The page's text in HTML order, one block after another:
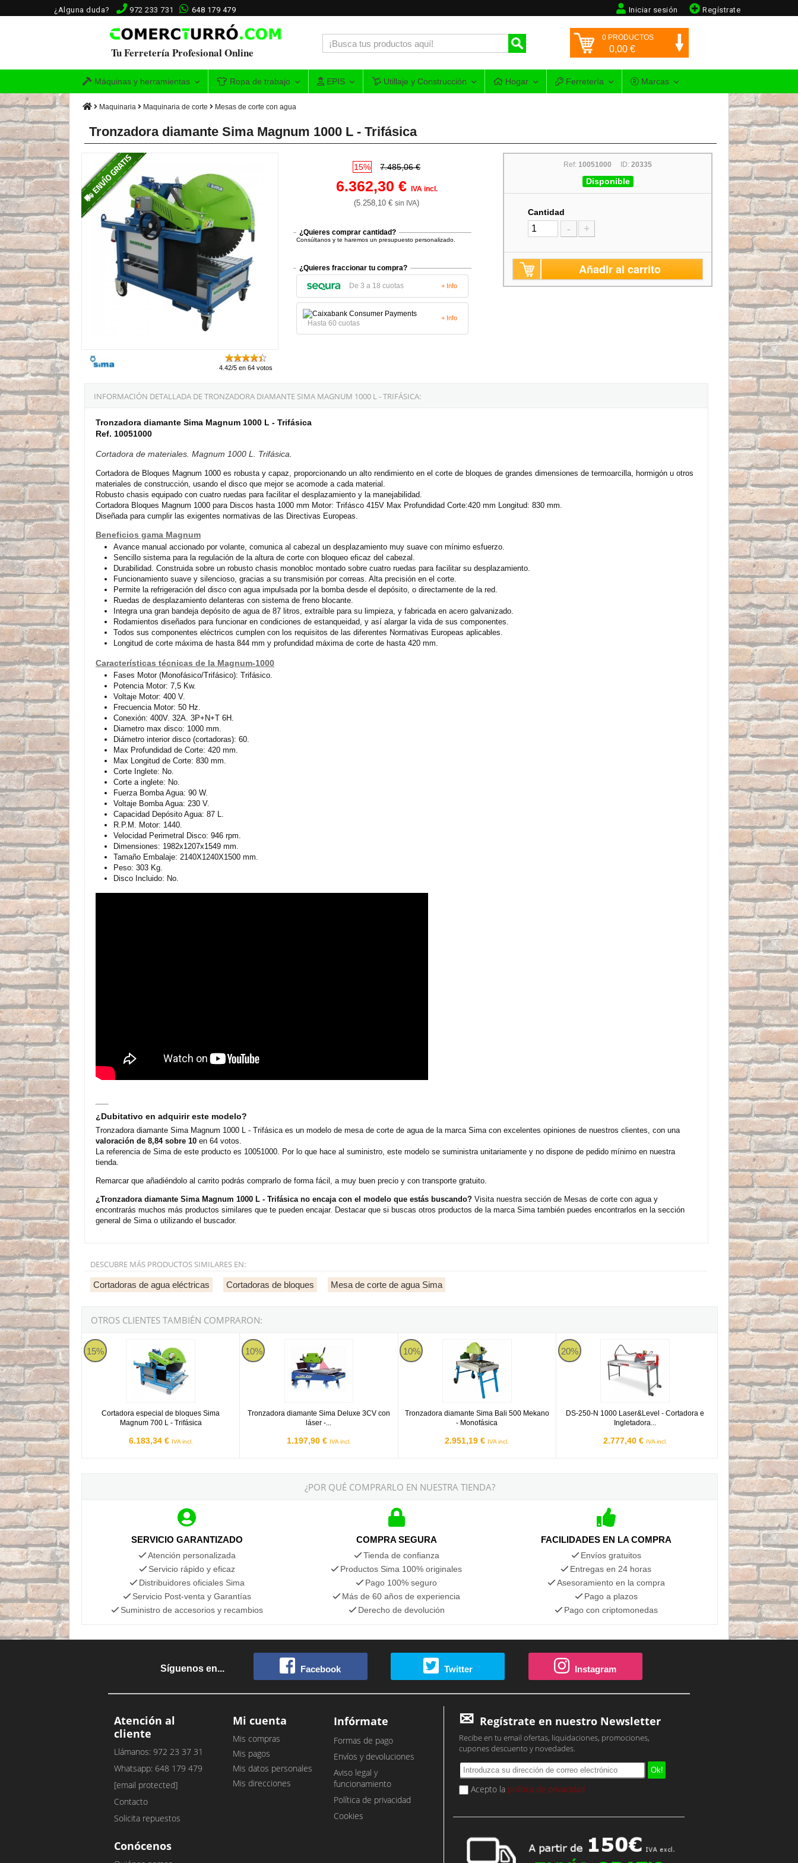
¿Alguna duda? 972 233 731 648 179 479 Regístrate
Iniciar sesión
Tu Ferretería Profesional Online
0 PRODUCTOS
0,00 €
Máquinas y herramientas Ropa de trabajo EPIS Utillaje y Construcción Hogar Ferretería Marcas
Maquinaria Maquinaria de corte Mesas de corte con agua
Tronzadora diamante Sima Magnum 1000 L - Trifásica
4.42/5 en 64 votos
15% 7.485,06 €
6.362,30 € IVA incl.
(5.258,10 €sin IVA)
¿Quieres comprar cantidad?
Consúltanos y te haremos un presupuesto personalizado.
¿Quieres fraccionar tu compra?
De 3 a 18 cuotas + Info
Hasta 60 cuotas
+ Info
Ref: 10051000 ID:20335
Disponible
Cantidad
- +
Añadir al carrito
INFORMACIÓN DETALLADA DE TRONZADORA DIAMANTE SIMA MAGNUM 1000 L - TRIFÁSICA:
Tronzadora diamante Sima Magnum 1000 L - Trifásica
Ref. 10051000
Cortadora de materiales. Magnum 1000 L. Trifásica.
Cortadora de Bloques Magnum 1000 es robusta y capaz, proporcionando un alto rendimiento en el corte de bloques de grandes dimensiones de termoarcilla, hormigón u otros
materiales de construcción, usando el disco que mejor se acomode a cada material.
Robusto chasis equipado con cuatro ruedas para facilitar el desplazamiento y la manejabilidad.
Cortadora Bloques Magnum 1000 para Discos hasta 1000 mm Motor: Trifásco 415V Max Profundidad Corte:420 mm Longitud: 830 mm.
Diseñada para cumplir las exigentes normativas de las Directivas Europeas.
Beneficios gama Magnum
Avance manual accionado por volante, comunica al cabezal un desplazamiento muy suave con mínimo esfuerzo.
Sencillo sistema para la regulación de la altura de corte con bloqueo eficaz del cabezal.
Durabilidad. Construida sobre un robusto chasis monobloc montado sobre cuatro ruedas para facilitar su desplazamiento.
Funcionamiento suave y silencioso, gracias a su transmisión por correas. Alta precisión en el corte.
Permite la refrigeración del disco con agua impulsada por la bomba desde el depósito, o directamente de la red.
Ruedas de desplazamiento delanteras con sistema de freno blocante.
Integra una gran bandeja depósito de agua de 87 litros, extraíble para su limpieza, y fabricada en acero galvanizado.
Rodamientos diseñados para funcionar en condiciones de estanqueidad, y así alargar la vida de sus componentes.
Todos sus componentes eléctricos cumplen con los requisitos de las diferentes Normativas Europeas aplicables.
Longitud de corte máxima de hasta 844 mm y profundidad máxima de corte de hasta 420 mm.
Características técnicas de la Magnum-1000
Fases Motor (Monofásico/Trifásico): Trifásico.
Potencia Motor: 7,5 Kw.
Voltaje Motor: 400 V.
Frecuencia Motor: 50 Hz.
Conexión: 400V. 32A. 3P+N+T 6H.
Diametro max disco: 1000 mm.
Diámetro interior disco (cortadoras): 60.
Max Profundidad de Corte: 420 mm.
Max Longitud de Corte: 830 mm.
Corte Inglete: No.
Corte a inglete: No.
Fuerza Bomba Agua: 90 W.
Voltaje Bomba Agua: 230 V.
Capacidad Depósito Agua: 87 L.
R.P.M. Motor: 1440.
Velocidad Perimetral Disco: 946 rpm.
Dimensiones: 1982x1207x1549 mm.
Tamaño Embalaje: 2140X1240X1500 mm.
Peso: 303 Kg.
Disco Incluido: No.
¿Dubitativo en adquirir este modelo?
Tronzadora diamante Sima Magnum 1000 L - Trifásica es un modelo de mesa de corte de agua de la marca Sima con excelentes opiniones de nuestros clientes, con una
valoración de 8,84 sobre 10 en 64 votos.
La referencia de Sima de este producto es 10051000. Por lo que hace al suministro, este modelo se suministra unitariamente y no dispone de pedido mínimo en nuestra
tienda.
Remarcar que añadiéndolo al carrito podrás comprarlo de forma fácil, a muy buen precio y con transporte gratuito.
¿Tronzadora diamante Sima Magnum 1000 L - Trifásica no encaja con el modelo que estás buscando? Visita nuestra sección de Mesas de corte con agua y
encontrarás muchos más productos similares que te pueden encajar. Destacar que si buscas otros productos de la marca Sima también puedes encontrarlos en la sección
general de Sima o utilizando el buscador.
DESCUBRE MÁS PRODUCTOS SIMILARES EN:
Cortadoras de agua eléctricas Cortadoras de bloques Mesa de corte de agua Sima
OTROS CLIENTES TAMBIÉN COMPRARON:
15%
Cortadora especial de bloques Sima
Magnum 700 L - Trifásica
6.183,34 € IVA incl.
Cortadora especial de bloques Sima Magnum 700 L - Trifásica
10%
Tronzadora diamante Sima Deluxe 3CV con
láser -...
1.197,90 € IVA incl.
Tronzadora diamante Sima Deluxe 3CV con láser - Monofásica 220v
10%
Tronzadora diamante Sima Bali 500 Mekano
- Monofásica
2.951,19 € IVA incl.
Tronzadora diamante Sima Bali 500 Mekano - Monofásica
20%
DS-250-N 1000 Laser&Level - Cortadora e
Ingletadora...
2.777,40 € IVA incl.
DS-250-N 1000 Laser&Level - Cortadora e Ingletadora
¿POR QUÉ COMPRARLO EN NUESTRA TIENDA?
SERVICIO GARANTIZADO
Atención personalizada
Servicio rápido y eficaz
Distribuidores oficiales Sima
Servicio Post-venta y Garantías
Suministro de accesorios y recambios
COMPRA SEGURA
Tienda de confianza
Productos Sima 100% originales
Pago 100% seguro
Más de 60 años de experiencia
Derecho de devolución
FACILIDADES EN LA COMPRA
Envíos gratuitos
Entregas en 24 horas
Asesoramiento en la compra
Pago a plazos
Pago con criptomonedas
Síguenos en... Facebook Twitter Instagram
Atención al
cliente
Llámanos: 972 23 37 31
Whatsapp: 648 179 479
[email protected]
Contacto
Solicita repuestos
Conócenos
Mi cuenta
Mis compras
Mis pagos
Mis datos personales
Mis direcciones
Infórmate
Formas de pago
Envíos y devoluciones
Aviso legal y
funcionamiento
Política de privacidad
Cookies
Regístrate en nuestro Newsletter
Recibe en tu email ofertas, liquidaciones, promociones,
cupones descuento y novedades.
Acepto la política de privacidad